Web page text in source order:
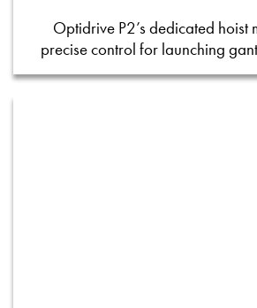
Optidrive P2’s dedicated hoist
precise control for launching